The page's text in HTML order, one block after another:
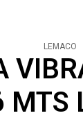
LEMACO
MTS